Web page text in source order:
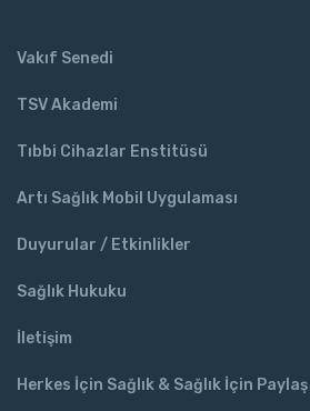
Vakıf Senedi
TSV Akademi
Tıbbi Cihazlar Enstitüsü
Artı Sağlık Mobil Uygulaması
Duyurular / Etkinlikler
Sağlık Hukuku
İletişim
Herkes İçin Sağlık & Sağlık İçin Paylaş